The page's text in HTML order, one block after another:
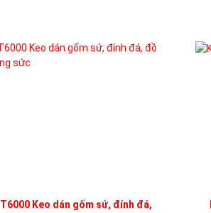
T6000 Keo dán gốm sứ, đính đá,